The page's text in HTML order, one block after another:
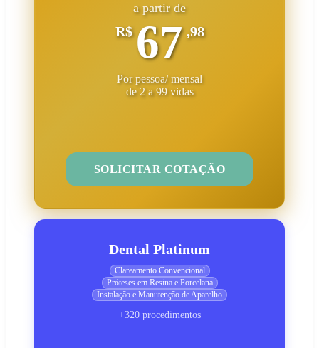
a partir de
R$ 67 ,98
Por pessoa/ mensal
de 2 a 99 vidas
SOLICITAR COTAÇÃO
Dental Platinum
Clareamento Convencional
Próteses em Resina e Porcelana
Instalação e Manutenção de Aparelho
+320 procedimentos